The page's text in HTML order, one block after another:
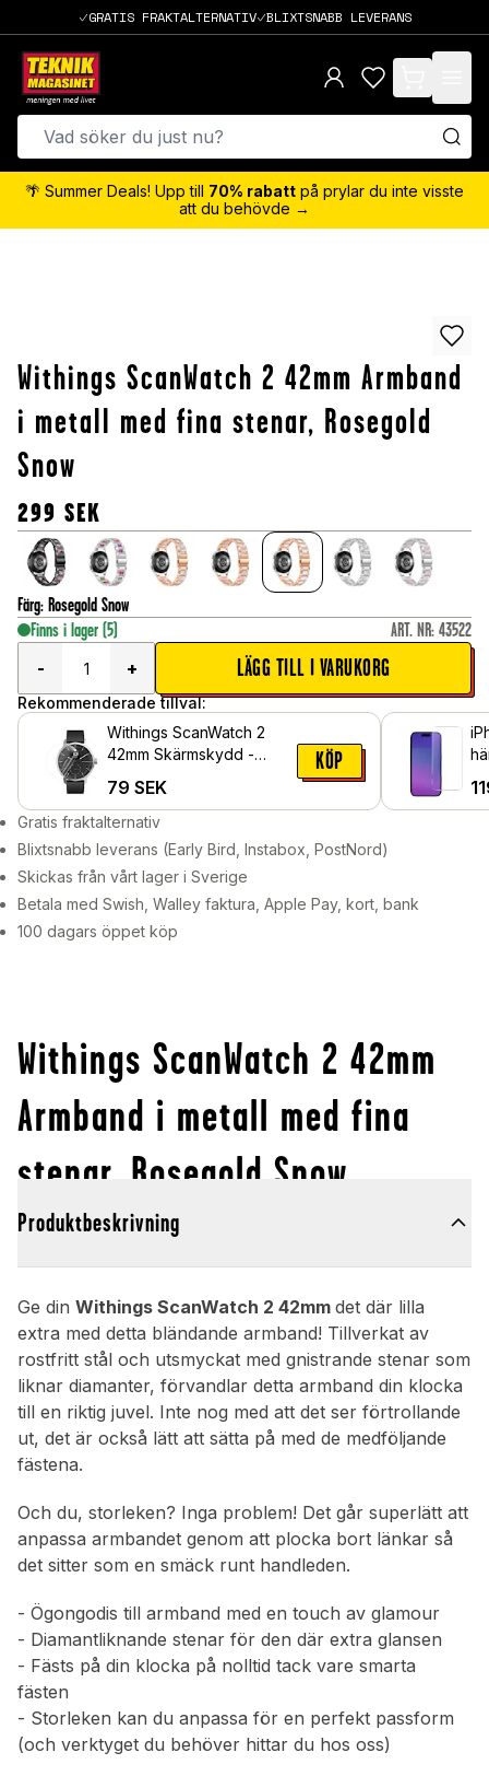
GRATIS FRAKTALTERNATIV BLIXTSNABB LEVERANS
items in cart,
🌴 Summer Deals! Upp till 70% rabatt på prylar du inte visste
att du behövde →
Withings ScanWatch 2 42mm Armband
i metall med fina stenar, Rosegold
Snow
299 SEK
Färg: Rosegold Snow
Finns i lager (5) ART. NR: 43522
-
+ LÄGG TILL I VARUKORG
Rekommenderade tillval:
Withings ScanWatch 2
42mm Skärmskydd -
79 SEK
KÖP
Gratis fraktalternativ
Blixtsnabb leverans (Early Bird, Instabox, PostNord)
Skickas från vårt lager i Sverige
Betala med Swish, Walley faktura, Apple Pay, kort, bank
100 dagars öppet köp
Withings ScanWatch 2 42mm
Armband i metall med fina
stenar, Rosegold Snow
Produktbeskrivning
Ge din Withings ScanWatch 2 42mm det där lilla
extra med detta bländande armband! Tillverkat av
rostfritt stål och utsmyckat med gnistrande stenar som
liknar diamanter, förvandlar detta armband din klocka
till en riktig juvel. Inte nog med att det ser förtrollande
ut, det är också lätt att sätta på med de medföljande
fästena.
Och du, storleken? Inga problem! Det går superlätt att
anpassa armbandet genom att plocka bort länkar så
det sitter som en smäck runt handleden.
- Ögongodis till armband med en touch av glamour
- Diamantliknande stenar för den där extra glansen
- Fästs på din klocka på nolltid tack vare smarta
fästen
- Storleken kan du anpassa för en perfekt passform
(och verktyget du behöver hittar du hos oss)